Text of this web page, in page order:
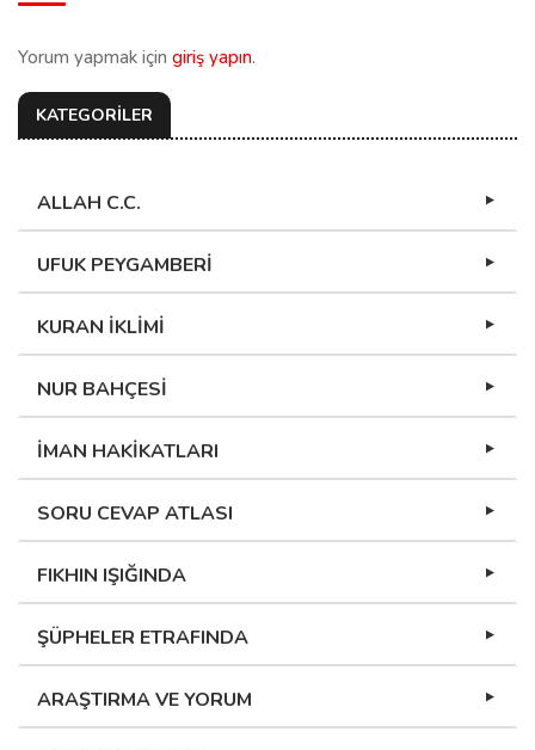
Yorum yapmak için giriş yapın.
KATEGORİLER
ALLAH C.C.
UFUK PEYGAMBERİ
KURAN İKLİMİ
NUR BAHÇESİ
İMAN HAKİKATLARI
SORU CEVAP ATLASI
FIKHIN IŞIĞINDA
ŞÜPHELER ETRAFINDA
ARAŞTIRMA VE YORUM